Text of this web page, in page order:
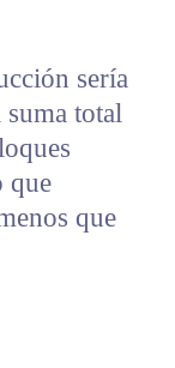
sería
total
que
que